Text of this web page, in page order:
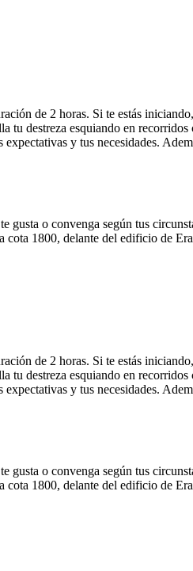
de 2 horas. Si te estás
tu destreza esquiando en
y tus necesidades.
gusta o convenga según tus
cota 1800, delante del edificio de
de 2 horas. Si te estás
tu destreza esquiando en
y tus necesidades.
gusta o convenga según tus
cota 1800, delante del edificio de